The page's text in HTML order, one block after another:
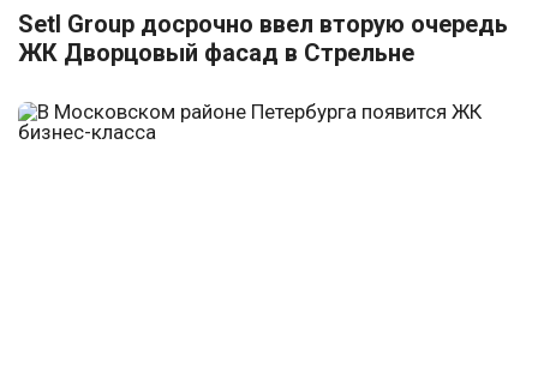
Setl Group досрочно ввел вторую очередь
ЖК Дворцовый фасад в Стрельне